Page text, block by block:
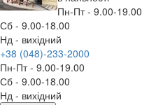
Пн-Пт - 9.00-19.00
Сб - 9.00-18.00
Нд - вихідний
+38 (048)-233-2000
Пн-Пт - 9.00-19.00
Сб - 9.00-18.00
Нд - вихідний